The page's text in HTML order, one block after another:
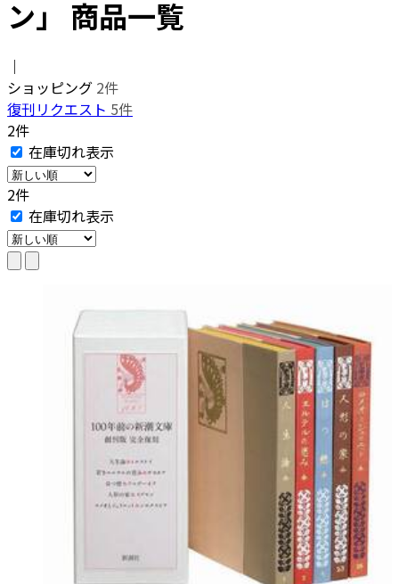
ン」 商品一覧
｜
ショッピング 2件
復刊リクエスト 5件
2件
在庫切れ表示
2件
在庫切れ表示